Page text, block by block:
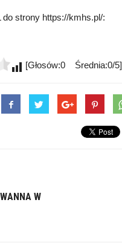
do strony https://kmhs.pl/:
[Głosów:0 Średnia:0/5]
W